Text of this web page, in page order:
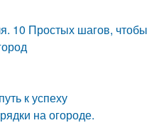
10 Простых шагов, чтобы
к успеху
на огороде.